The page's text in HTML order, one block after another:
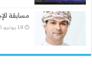
مسابقة
18 يونيو، 2026